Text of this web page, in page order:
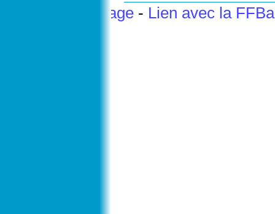
Haut de page - Lien avec la